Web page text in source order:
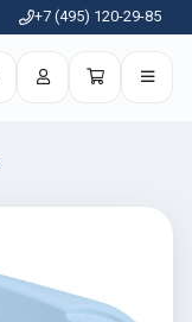
+7 (495) 120-29-85